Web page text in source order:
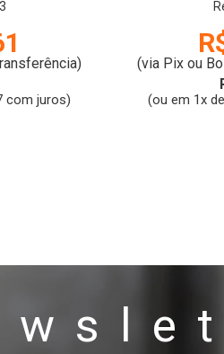
com juros)
(via Pix ou
(ou em 1x